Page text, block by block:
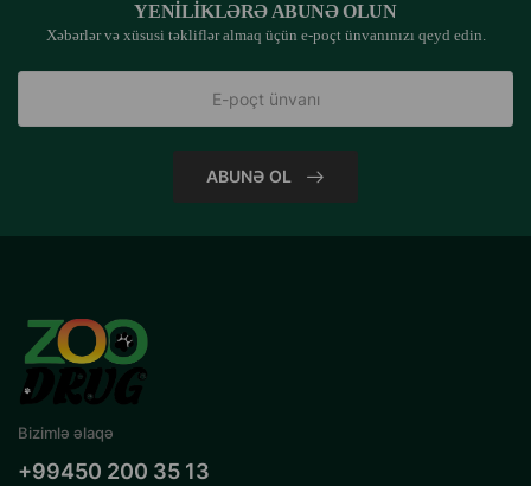
YENILIKLƏRƏ ABUNƏ OLUN
Xəbərlər və xüsusi təkliflər almaq üçün e-poçt ünvanınızı qeyd edin.
ABUNƏ OL
Bizimlə əlaqə
+99450 200 35 13